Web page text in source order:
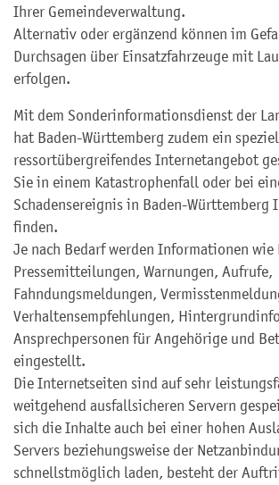
Ihrer Gemeindeverwaltung.
Alternativ oder ergänzend können im
Durchsagen über Einsatzfahrzeuge mit
erfolgen.
Mit dem Sonderinformationsdienst der
hat Baden-Württemberg zudem ein
ressortübergreifendes Internetangebot
Sie in einem Katastrophenfall oder bei
Schadensereignis in Baden-Württemberg
finden.
Je nach Bedarf werden Informationen wie
Pressemitteilungen, Warnungen, Aufrufe,
Fahndungsmeldungen,
Verhaltensempfehlungen,
Ansprechpersonen für Angehörige und
eingestellt.
Die Internetseiten sind auf sehr
weitgehend ausfallsicheren Servern
sich die Inhalte auch bei einer hohen
Servers beziehungsweise der
schnellstmöglich laden, besteht der